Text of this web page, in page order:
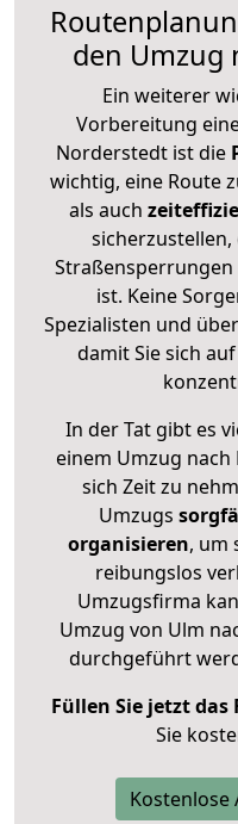
den Umzug
Ein weiterer
Vorbereitung
Norderstedt ist die
wichtig, eine Route
als auch
sicherzustellen,
ist. Keine
Spezialisten und
damit Sie sich
In der Tat gibt es
einem Umzug
sich Zeit zu
Umzugs
organisieren, um
reibungslos
Umzugsfirma
Umzug von Ulm
durchgeführt
Füllen Sie jetzt
Sie
Kostenlose